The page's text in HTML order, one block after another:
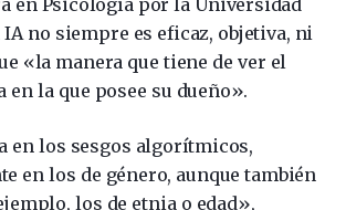
IA no siempre es eficaz, objetiva, ni
«la manera que tiene de ver el
en la que posee su dueño».
en los sesgos algorítmicos,
en los de género, aunque también
los de etnia o edad»,